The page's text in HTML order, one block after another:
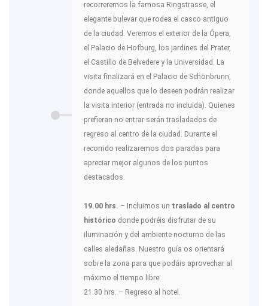
recorreremos la famosa Ringstrasse, el
elegante bulevar que rodea el casco antiguo
de la ciudad. Veremos el exterior de la Ópera,
el Palacio de Hofburg, los jardines del Prater,
el Castillo de Belvedere y la Universidad. La
visita finalizará en el Palacio de Schönbrunn,
donde aquellos que lo deseen podrán realizar
la visita interior (entrada no incluida). Quienes
prefieran no entrar serán trasladados de
regreso al centro de la ciudad. Durante el
recorrido realizaremos dos paradas para
apreciar mejor algunos de los puntos
destacados.
19.00 hrs. – Incluimos un traslado al centro
histórico donde podréis disfrutar de su
iluminación y del ambiente nocturno de las
calles aledañas. Nuestro guía os orientará
sobre la zona para que podáis aprovechar al
máximo el tiempo libre.
21.30 hrs. – Regreso al hotel.